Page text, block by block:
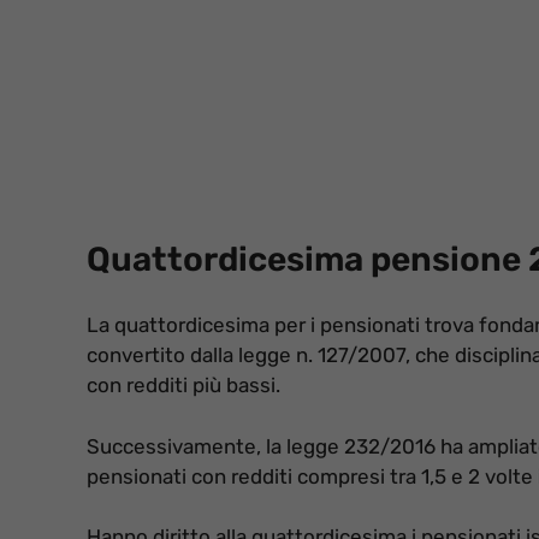
Quattordicesima pensione
La quattordicesima per i pensionati trova
convertito dalla legge n. 127/2007, che
con redditi più bassi.
Successivamente, la legge 232/2016 ha
pensionati con redditi compresi tra 1,5 e 2